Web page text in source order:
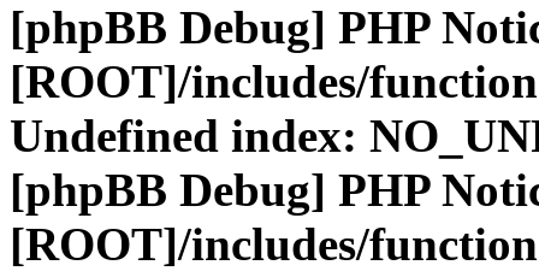
[phpBB Debug] PHP
[ROOT]/includes/
Undefined index:
[phpBB Debug] PHP
[ROOT]/includes/